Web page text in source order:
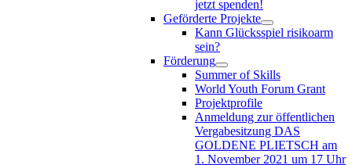
jetzt spenden!
Geförderte Projekte
Kann Glücksspiel risikoarm
sein?
Förderung
Summer of Skills
World Youth Forum Grant
Projektprofile
Anmeldung zur öffentlichen
Vergabesitzung DAS
GOLDENE PLIETSCH am
1. November 2021 um 17 Uhr